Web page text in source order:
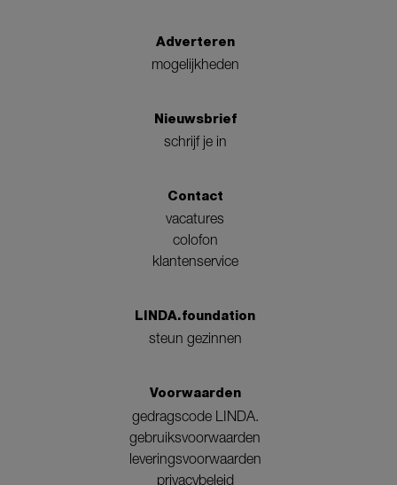
Adverteren
mogelijkheden
Nieuwsbrief
schrijf je in
Contact
vacatures
colofon
klantenservice
LINDA.foundation
steun gezinnen
Voorwaarden
gedragscode LINDA.
gebruiksvoorwaarden
leveringsvoorwaarden
privacybeleid